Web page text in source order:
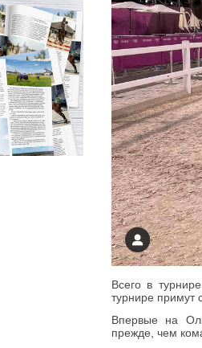
Всего в
турнире примут
Впервые на
прежде, чем